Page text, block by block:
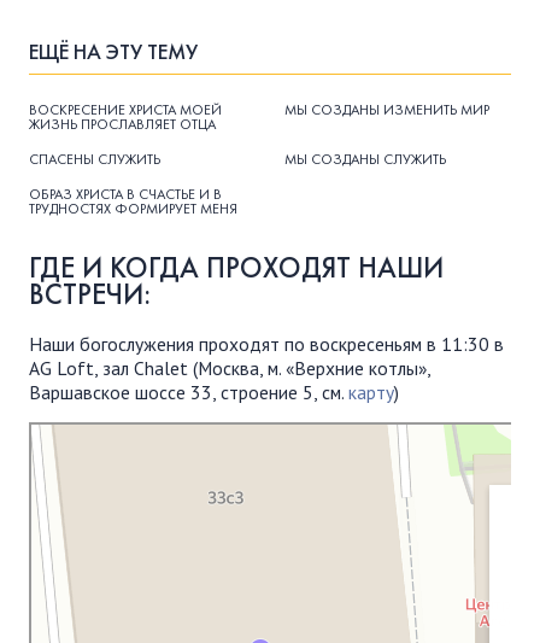
ЕЩЁ НА ЭТУ ТЕМУ
ВОСКРЕСЕНИЕ ХРИСТА МОЕЙ
ЖИЗНЬ ПРОСЛАВЛЯЕТ ОТЦА
МЫ СОЗДАНЫ ИЗМЕНИТЬ МИР
СПАСЕНЫ СЛУЖИТЬ
МЫ СОЗДАНЫ СЛУЖИТЬ
ОБРАЗ ХРИСТА В СЧАСТЬЕ И В
ТРУДНОСТЯХ ФОРМИРУЕТ МЕНЯ
ГДЕ И КОГДА ПРОХОДЯТ НАШИ
ВСТРЕЧИ:
Наши богослужения проходят по воскресеньям в 11:30 в
AG Loft, зал Chalet (Москва, м. «Верхние котлы»,
Варшавское шоссе 33, строение 5, см. карту)
Московская Библейская Церковь
Протестантская церковь в Москве